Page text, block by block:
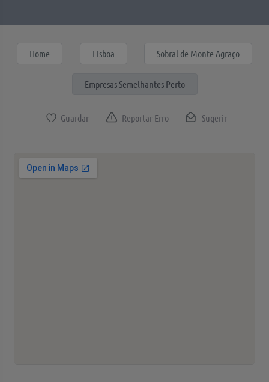
Home Lisboa Sobral de Monte Agraço
Empresas Semelhantes Perto
Sugerir
Reportar Erro